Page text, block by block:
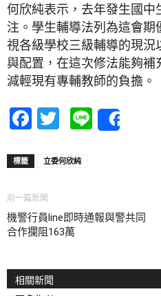
何欣純表示，去年發生國中
注。學生輔導法列為這會
視各級學校三級輔導的現
與配置，在這次修法能夠補
減輕現有專輔教師的負擔。
Facebook
Twitter
Line
標籤 立委何欣純
前一篇新聞
機警行員line即時通報與警共同
合作攔阻163萬
相關新聞